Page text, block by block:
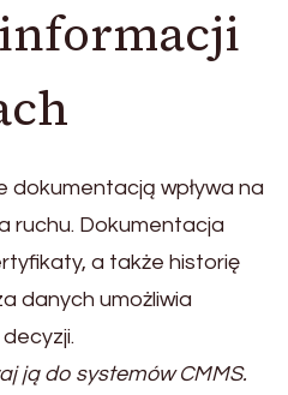
dokumentacją wpływa na
ruchu. Dokumentacja
a także historię
danych umożliwia
ją do systemów CMMS.